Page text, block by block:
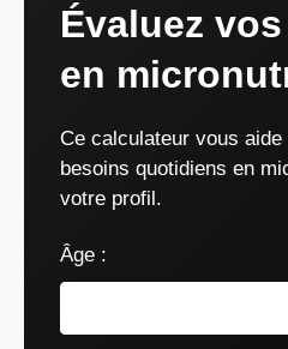
Évaluez
en
Ce calculateur vous
besoins quotidiens en
votre profil.
Âge :